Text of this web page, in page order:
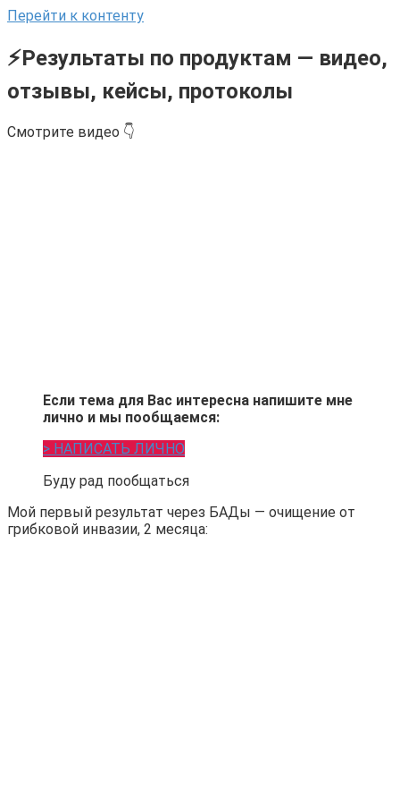
Перейти к контенту
⚡Результаты по продуктам — видео,
отзывы, кейсы, протоколы
Смотрите видео 👇
Если тема для Вас интересна напишите мне
лично и мы пообщаемся:
> НАПИСАТЬ ЛИЧНО
Буду рад пообщаться
Мой первый результат через БАДы — очищение от
грибковой инвазии, 2 месяца: